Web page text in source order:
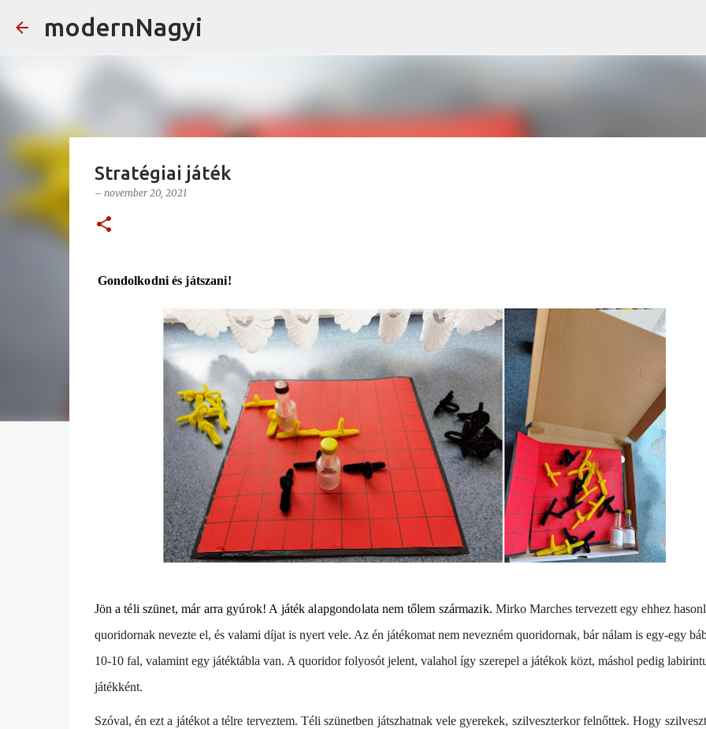
modernNagyi
Stratégiai játék
– november 20, 2021
Gondolkodni és játszani!
Jön a téli szünet, már arra gyúrok! A játék alapgondolata nem tőlem származik.Mirko Marches tervezett egy ehhez
quoridornak nevezte el, és valami díjat is nyert vele. Az én játékomat nem nevezném quoridornak, bár nálam is egy-egy
10-10 fal, valamint egy játéktábla van. A quoridor folyosót jelent, valahol így szerepel a játékok közt, máshol pedig
játékként.
Szóval, én ezt a játékot a télre terveztem. Téli szünetben játszhatnak vele gyerekek, szilveszterkor felnőttek. Hogy